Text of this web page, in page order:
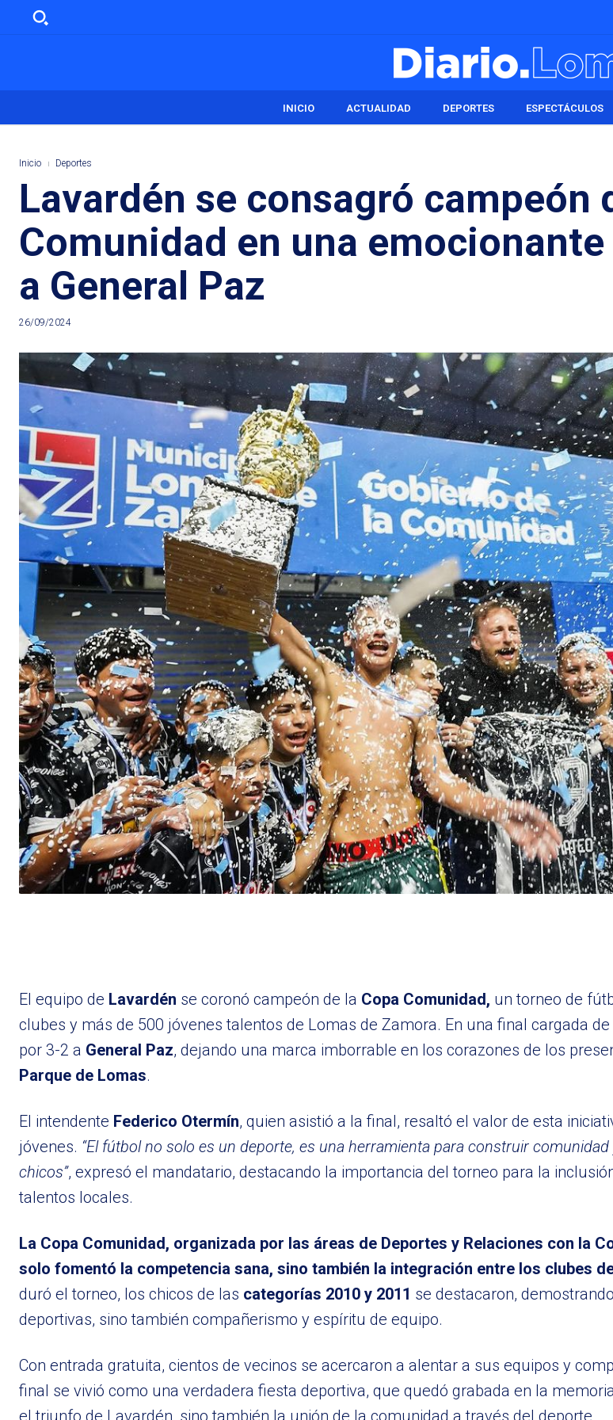
INICIO ACTUALIDAD DEPORTES ESPECTÁCULOS
Inicio Deportes
Lavardén se consagró campeón
Comunidad en una
a General Paz
26/09/2024
El equipo de Lavardén se coronó campeón de la Copa Comunidad, un torneo de
clubes y más de 500 jóvenes talentos de Lomas de Zamora. En una final cargada
por 3-2 a General Paz, dejando una marca imborrable en los corazones de los
Parque de Lomas.
El intendente Federico Otermín, quien asistió a la final, resaltó el valor de esta
jóvenes. “El fútbol no solo es un deporte, es una herramienta para construir
chicos”, expresó el mandatario, destacando la importancia del torneo para la
talentos locales.
La Copa Comunidad, organizada por las áreas de Deportes y Relaciones con la
solo fomentó la competencia sana, sino también la integración entre los clubes
duró el torneo, los chicos de las categorías 2010 y 2011 se destacaron,
deportivas, sino también compañerismo y espíritu de equipo.
Con entrada gratuita, cientos de vecinos se acercaron a alentar a sus equipos y
final se vivió como una verdadera fiesta deportiva, que quedó grabada en la
el triunfo de Lavardén, sino también la unión de la comunidad a través del deporte.